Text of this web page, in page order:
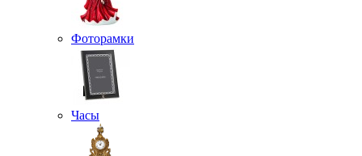
Фоторамки
Часы